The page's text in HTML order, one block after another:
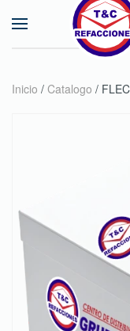
Skip to main
Inicio / Catalogo /